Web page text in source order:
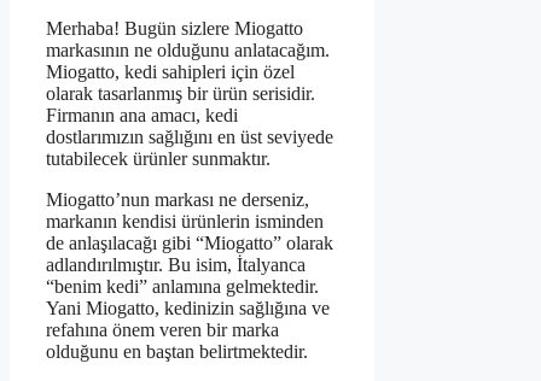
Merhaba! Bugün sizlere Miogatto
markasının ne olduğunu anlatacağım.
Miogatto, kedi sahipleri için özel
olarak tasarlanmış bir ürün serisidir.
Firmanın ana amacı, kedi
dostlarımızın sağlığını en üst seviyede
tutabilecek ürünler sunmaktır.
Miogatto’nun markası ne derseniz,
markanın kendisi ürünlerin isminden
de anlaşılacağı gibi “Miogatto” olarak
adlandırılmıştır. Bu isim, İtalyanca
“benim kedi” anlamına gelmektedir.
Yani Miogatto, kedinizin sağlığına ve
refahına önem veren bir marka
olduğunu en baştan belirtmektedir.